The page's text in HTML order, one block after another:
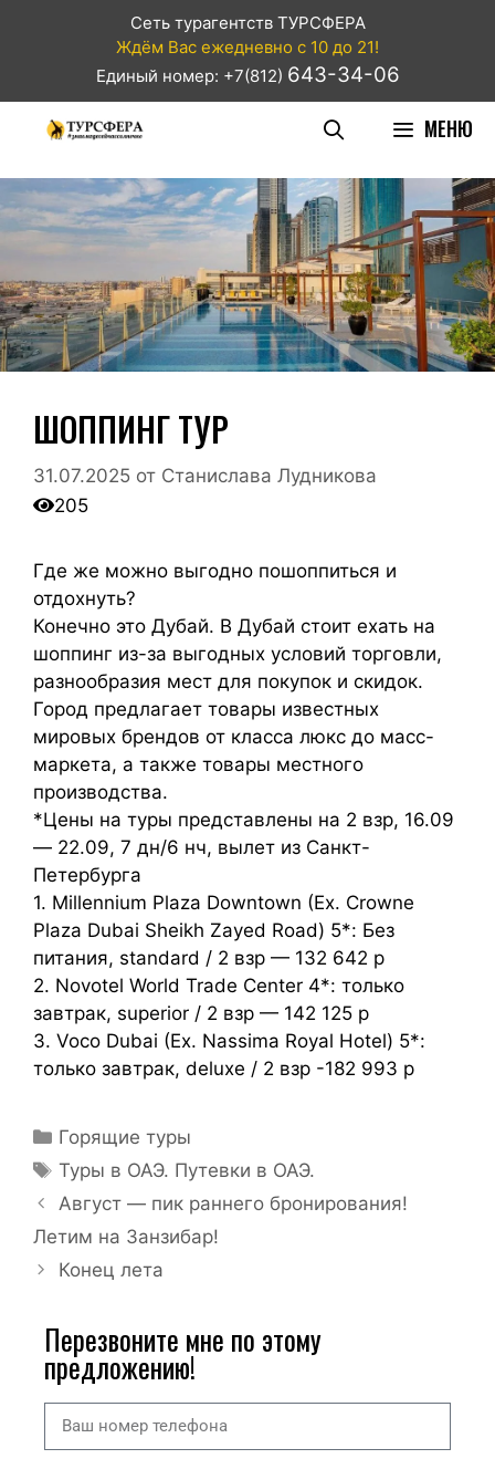
Сеть турагентств ТУРСФЕРА
Ждём Вас ежедневно с 10 до 21!
Единый номер: +7(812) 643-34-06
МЕНЮ
ШОППИНГ ТУР
31.07.2025 от Станислава Лудникова
205
Где же можно выгодно пошоппиться и
отдохнуть?
Конечно это Дубай. В Дубай стоит ехать на
шоппинг из-за выгодных условий торговли,
разнообразия мест для покупок и скидок.
Город предлагает товары известных
мировых брендов от класса люкс до масс-
маркета, а также товары местного
производства.
*Цены на туры представлены на 2 взр, 16.09
— 22.09, 7 дн/6 нч, вылет из Санкт-
Петербурга
1. Millennium Plaza Downtown (Ex. Crowne
Plaza Dubai Sheikh Zayed Road) 5*: Без
питания, standard / 2 взр — 132 642 р
2. Novotel World Trade Center 4*: только
завтрак, superior / 2 взр — 142 125 р
3. Voco Dubai (Ex. Nassima Royal Hotel) 5*:
только завтрак, deluxe / 2 взр -182 993 р
Горящие туры
Туры в ОАЭ. Путевки в ОАЭ.
Август — пик раннего бронирования!
Летим на Занзибар!
Конец лета
Перезвоните мне по этому
предложению!